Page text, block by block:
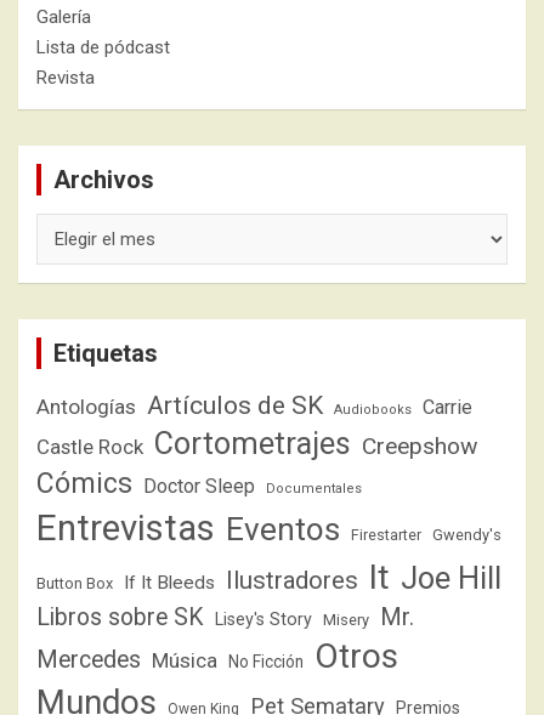
Galería
Lista de pódcast
Revista
Archivos
Etiquetas
Antologías Artículos de SK Audiobooks Carrie
Castle Rock Cortometrajes Creepshow
Cómics Doctor Sleep Documentales
Entrevistas Eventos Firestarter Gwendy's
Button Box If It Bleeds Ilustradores It Joe Hill
Libros sobre SK Lisey's Story Misery
Mr.
Mercedes Música No Ficción
Otros
Mundos
Owen King Pet Sematary Premios